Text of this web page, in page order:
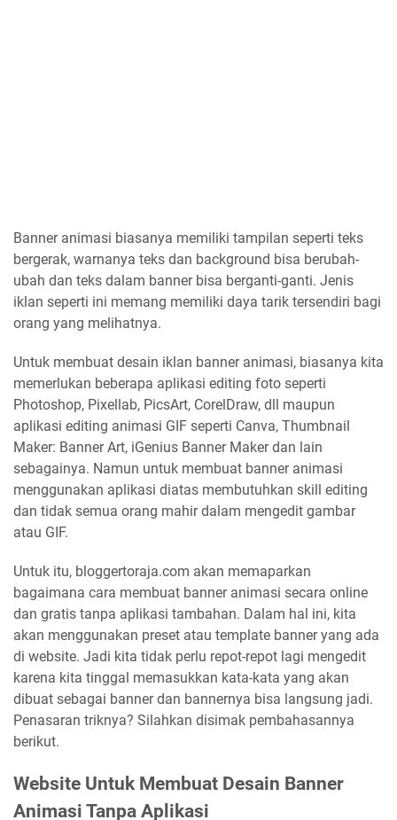
Banner animasi biasanya memiliki tampilan seperti teks
bergerak, warnanya teks dan background bisa berubah-
ubah dan teks dalam banner bisa berganti-ganti. Jenis
iklan seperti ini memang memiliki daya tarik tersendiri bagi
orang yang melihatnya.
Untuk membuat desain iklan banner animasi, biasanya kita
memerlukan beberapa aplikasi editing foto seperti
Photoshop, Pixellab, PicsArt, CorelDraw, dll maupun
aplikasi editing animasi GIF seperti Canva, Thumbnail
Maker: Banner Art, iGenius Banner Maker dan lain
sebagainya. Namun untuk membuat banner animasi
menggunakan aplikasi diatas membutuhkan skill editing
dan tidak semua orang mahir dalam mengedit gambar
atau GIF.
Untuk itu, bloggertoraja.com akan memaparkan
bagaimana cara membuat banner animasi secara online
dan gratis tanpa aplikasi tambahan. Dalam hal ini, kita
akan menggunakan preset atau template banner yang ada
di website. Jadi kita tidak perlu repot-repot lagi mengedit
karena kita tinggal memasukkan kata-kata yang akan
dibuat sebagai banner dan bannernya bisa langsung jadi.
Penasaran triknya? Silahkan disimak pembahasannya
berikut.
Website Untuk Membuat Desain Banner
Animasi Tanpa Aplikasi